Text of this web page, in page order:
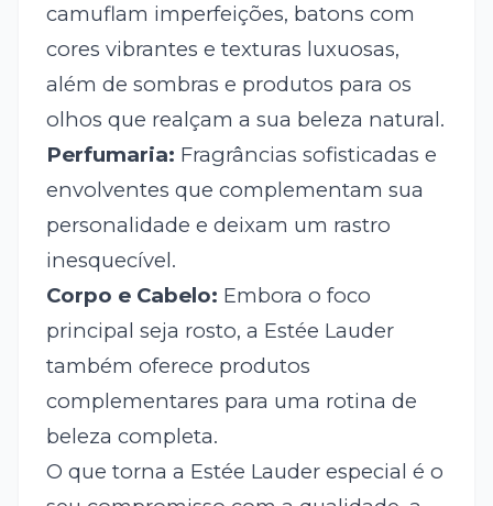
camuflam imperfeições, batons com
cores vibrantes e texturas luxuosas,
além de sombras e produtos para os
olhos que realçam a sua beleza natural.
Perfumaria: Fragrâncias sofisticadas e
envolventes que complementam sua
personalidade e deixam um rastro
inesquecível.
Corpo e Cabelo: Embora o foco
principal seja rosto, a Estée Lauder
também oferece produtos
complementares para uma rotina de
beleza completa.
O que torna a Estée Lauder especial é o